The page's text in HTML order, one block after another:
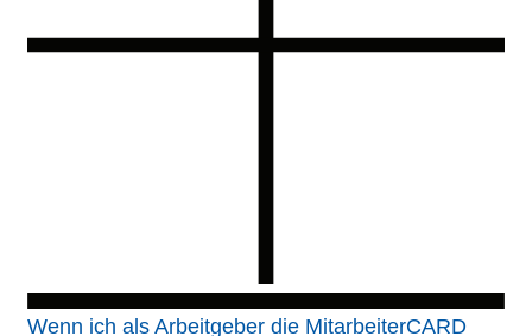
Wenn ich als Arbeitgeber die MitarbeiterCARD